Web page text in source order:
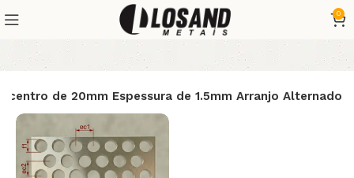
0
de 20mm Espessura de 1.5mm Arranjo Alternado